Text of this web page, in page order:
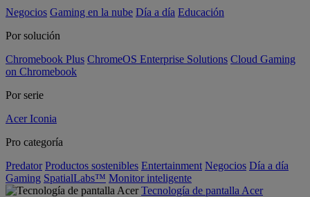
Negocios Gaming en la nube Día a día Educación
Por solución
Chromebook Plus ChromeOS Enterprise Solutions Cloud Gaming
on Chromebook
Por serie
Acer Iconia
Pro categoría
Predator Productos sostenibles Entertainment Negocios Día a día
Gaming SpatialLabs™ Monitor inteligente
Tecnología de pantalla Acer